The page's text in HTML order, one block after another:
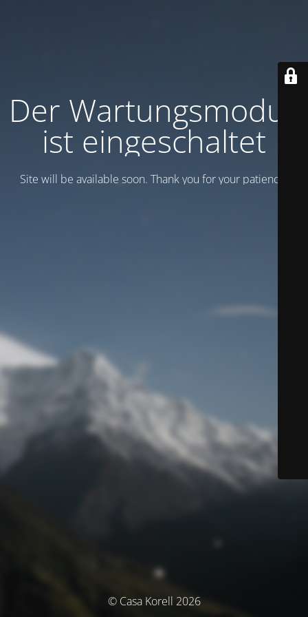
Der Wartungsmodus
ist eingeschaltet
Site will be available soon. Thank you for your patience!
© Casa Korell 2026